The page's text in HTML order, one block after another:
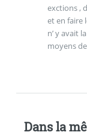
exctions ,
et en faire
n’ y avait
moyens
Dans la